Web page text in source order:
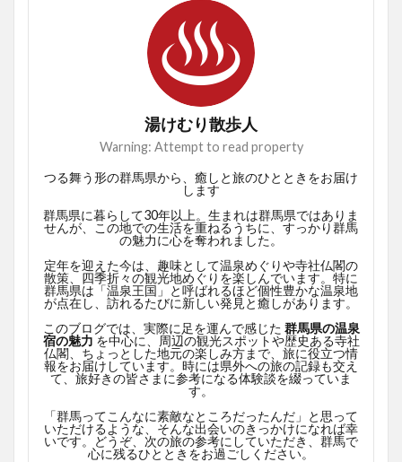
湯けむり散歩人
Warning: Attempt to read property
つる舞う形の群馬県から、癒しと旅のひとときをお届け
します
群馬県に暮らして30年以上。生まれは群馬県ではありま
せんが、この地での生活を重ねるうちに、すっかり群馬
の魅力に心を奪われました。
定年を迎えた今は、趣味として温泉めぐりや寺社仏閣の
散策、四季折々の観光地めぐりを楽しんでいます。特に
群馬県は「温泉王国」と呼ばれるほど個性豊かな温泉地
が点在し、訪れるたびに新しい発見と癒しがあります。
このブログでは、実際に足を運んで感じた 群馬県の温泉
宿の魅力 を中心に、周辺の観光スポットや歴史ある寺社
仏閣、ちょっとした地元の楽しみ方まで、旅に役立つ情
報をお届けしています。時には県外への旅の記録も交え
て、旅好きの皆さまに参考になる体験談を綴っていま
す。
「群馬ってこんなに素敵なところだったんだ」と思って
いただけるような、そんな出会いのきっかけになれば幸
いです。どうぞ、次の旅の参考にしていただき、群馬で
心に残るひとときをお過ごしください。